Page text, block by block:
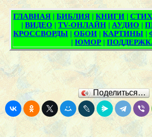
Поделиться…